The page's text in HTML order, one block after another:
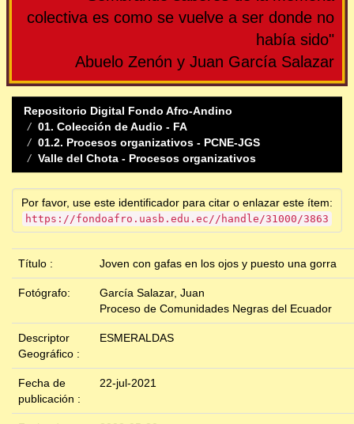
colectiva es como se vuelve a ser donde no
había sido"
Abuelo Zenón y Juan García Salazar
Repositorio Digital Fondo Afro-Andino
01. Colección de Audio - FA
01.2. Procesos organizativos - PCNE-JGS
Valle del Chota - Procesos organizativos
Por favor, use este identificador para citar o enlazar este ítem:
https://fondoafro.uasb.edu.ec//handle/31000/3863
Título : Joven con gafas en los ojos y puesto una gorra
Fotógrafo:
García Salazar, Juan
Proceso de Comunidades Negras del Ecuador
Descriptor
Geográfico :
ESMERALDAS
Fecha de
publicación :
22-jul-2021